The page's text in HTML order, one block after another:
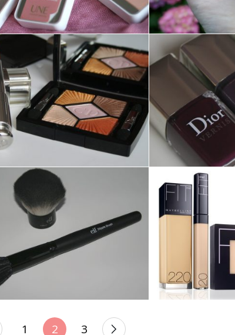
MAKE-UP ///
MAKE-UP AVEC LA
COLLECTION
CROISETTE – DIOR
MAKE-UP ///
STIPPLE BRUSH &
KABUKI FACE BRUSH
– ELF
1 2 3